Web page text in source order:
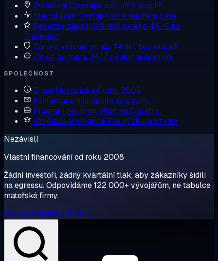
ZrcadleníOtestujte naši síť z vaší IP
Stav služeb Dostupnost v reálném čase
Recenze zákazníků Hodnoceno 4,6/5 na
Trustpilot
Záruka vrácení peněz 14 dní, bez otázek
Získat podporu 24/7, skuteční inženýři
SPOLEČNOST
O nás Nezávislí od roku 2008
Kontaktujte nás Spojte se s námi
Program pro firmy Růst na Cloudzy
Vzdělávací program Pro výzkum a týmy
Nezávislí
Vlastní financování od roku 2008
Žádní investoři, žádný kvartální tlak, aby zákazníky šidili
na egressu. Odpovídáme 122 000+ vývojářům, ne tabulce
mateřské firmy.
Přečtěte si náš příběh →